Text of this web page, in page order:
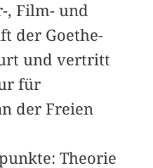
, Film- und
der Goethe-
und vertritt
für
der Freien
Theorie